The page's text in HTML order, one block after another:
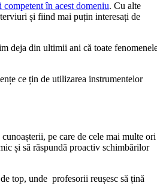
competent în acest domeniu. Cu alte
și fiind mai puțin interesați de
deja din ultimii ani că toate
ce țin de utilizarea instrumentelor
pe care de cele mai multe ori
și să răspundă proactiv schimbărilor
top, unde profesorii reușesc să țină